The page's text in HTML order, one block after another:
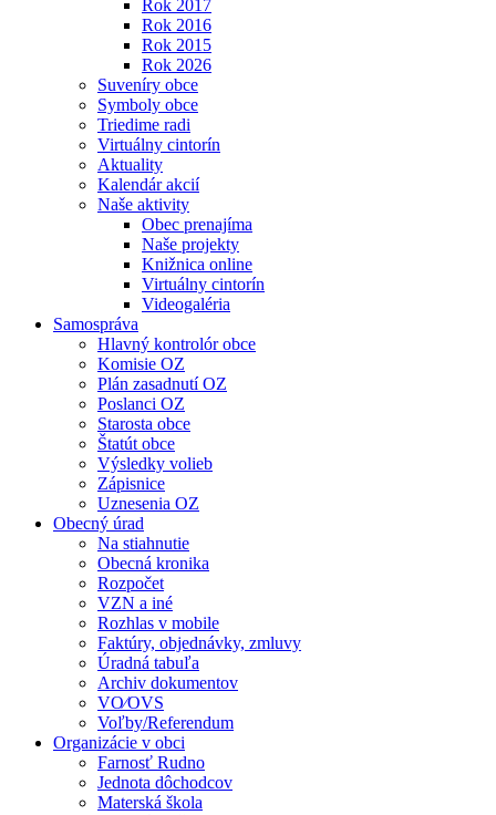
Rok 2017
Rok 2016
Rok 2015
Rok 2026
Suveníry obce
Symboly obce
Triedime radi
Virtuálny cintorín
Aktuality
Kalendár akcií
Naše aktivity
Obec prenajíma
Naše projekty
Knižnica online
Virtuálny cintorín
Videogaléria
Samospráva
Hlavný kontrolór obce
Komisie OZ
Plán zasadnutí OZ
Poslanci OZ
Starosta obce
Štatút obce
Výsledky volieb
Zápisnice
Uznesenia OZ
Obecný úrad
Na stiahnutie
Obecná kronika
Rozpočet
VZN a iné
Rozhlas v mobile
Faktúry, objednávky, zmluvy
Úradná tabuľa
Archiv dokumentov
VO⁄OVS
Voľby/Referendum
Organizácie v obci
Farnosť Rudno
Jednota dôchodcov
Materská škola